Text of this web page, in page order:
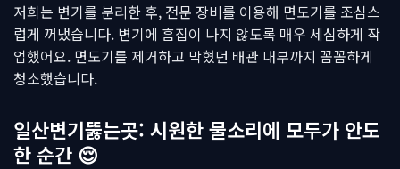
저희는 변기를 분리한 후, 전문 장비를 이용해 면도기를 조심스
럽게 꺼냈습니다. 변기에 흠집이 나지 않도록 매우 세심하게 작
업했어요. 면도기를 제거하고 막혔던 배관 내부까지 꼼꼼하게
청소했습니다.
일산변기뚫는곳: 시원한 물소리에 모두가 안도
한 순간 😌